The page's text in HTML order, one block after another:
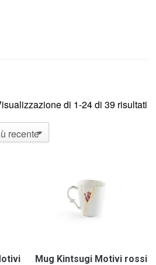
di 1-24 di 39 risultati
Mug Kintsugi Motivi rossi